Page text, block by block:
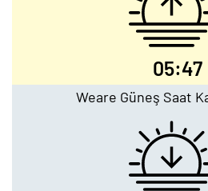
05:47
Weare Güneş Saat